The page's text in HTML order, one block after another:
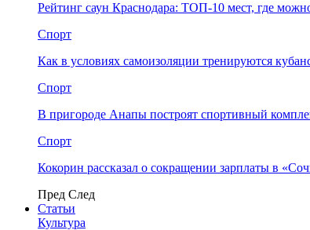
Рейтинг саун Краснодара: ТОП-10 мест, где
Спорт
Как в условиях самоизоляции тренируются
Спорт
В пригороде Анапы построят спортивный
Спорт
Кокорин рассказал о сокращении зарплаты в
Пред След
Статьи
Культура